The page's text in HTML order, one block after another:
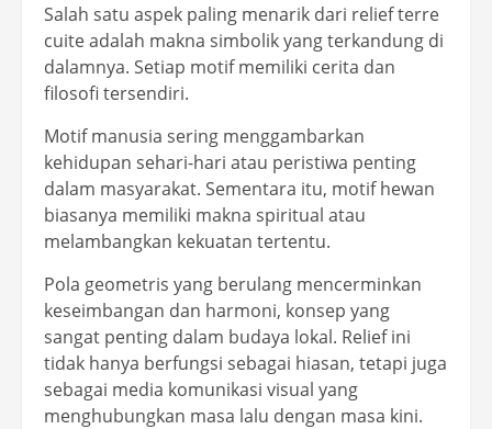
Salah satu aspek paling menarik dari relief terre
cuite adalah makna simbolik yang terkandung di
dalamnya. Setiap motif memiliki cerita dan
filosofi tersendiri.
Motif manusia sering menggambarkan
kehidupan sehari-hari atau peristiwa penting
dalam masyarakat. Sementara itu, motif hewan
biasanya memiliki makna spiritual atau
melambangkan kekuatan tertentu.
Pola geometris yang berulang mencerminkan
keseimbangan dan harmoni, konsep yang
sangat penting dalam budaya lokal. Relief ini
tidak hanya berfungsi sebagai hiasan, tetapi juga
sebagai media komunikasi visual yang
menghubungkan masa lalu dengan masa kini.